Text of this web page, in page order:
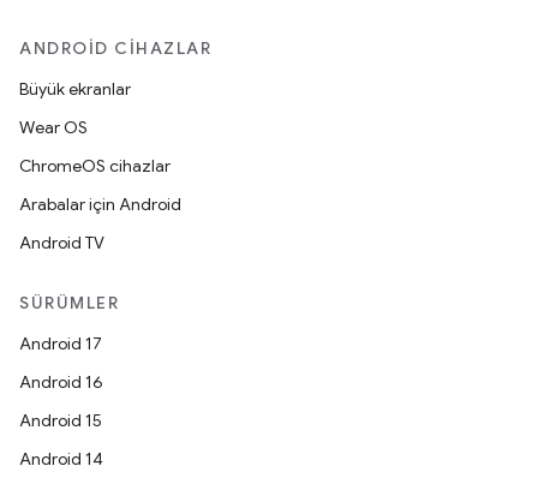
ANDROID CIHAZLAR
Büyük ekranlar
Wear OS
ChromeOS cihazlar
Arabalar için Android
Android TV
SÜRÜMLER
Android 17
Android 16
Android 15
Android 14